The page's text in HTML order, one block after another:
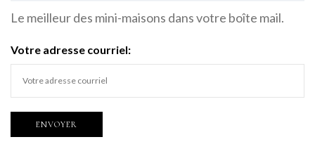
Le meilleur des mini-maisons dans votre boîte mail.
Votre adresse courriel: